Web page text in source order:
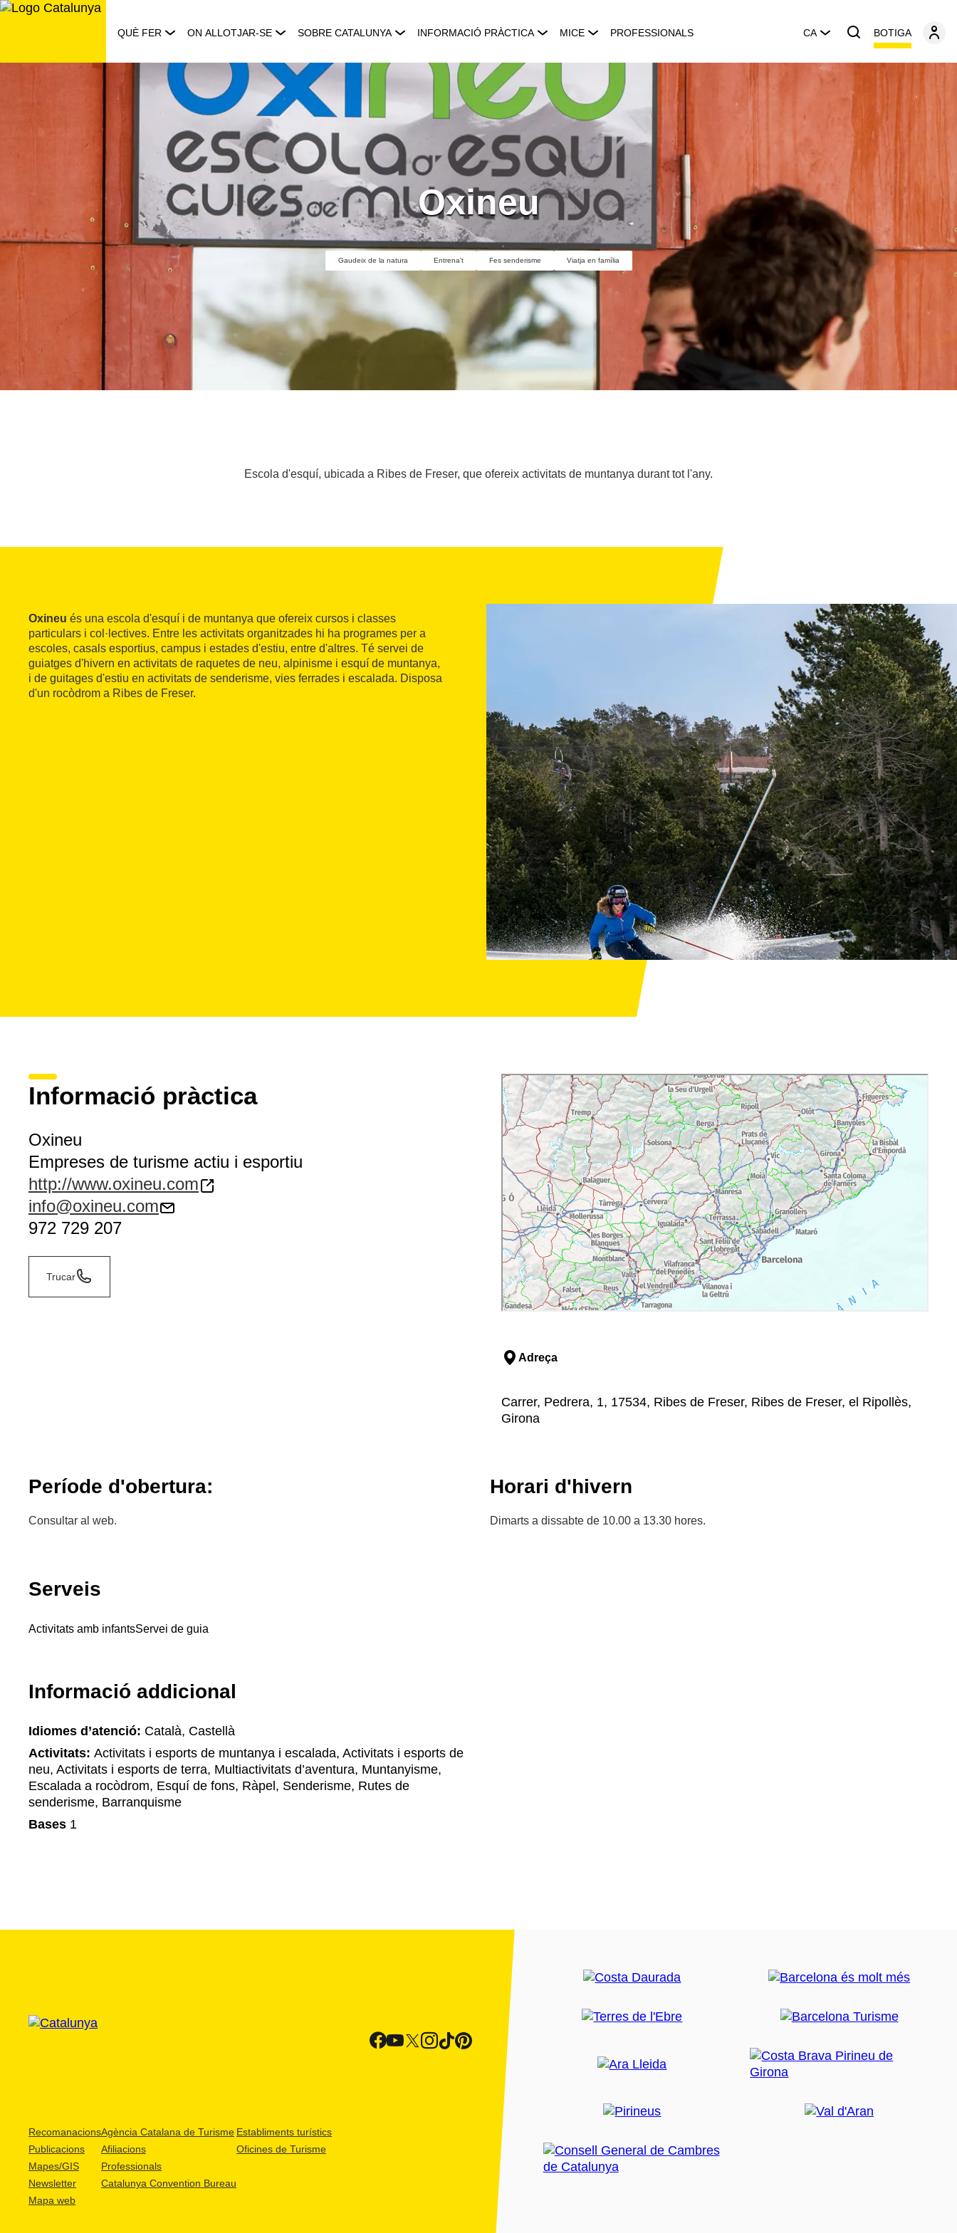
Saltar
QUÈ FER ON ALLOTJAR-SE SOBRE CATALUNYA INFORMACIÓ PRÀCTICA MICE PROFESSIONALS CA BOTIGA
Oxineu
Gaudeix de la natura Entrena't Fes senderisme Viatja en família
Escola d'esquí, ubicada a Ribes de Freser, que ofereix activitats de muntanya durant tot l'any.
Oxineu és una escola d'esquí i de muntanya que ofereix cursos i classes
particulars i col·lectives. Entre les activitats organitzades hi ha programes per a
escoles, casals esportius, campus i estades d'estiu, entre d'altres. Té servei de
guiatges d'hivern en activitats de raquetes de neu, alpinisme i esquí de muntanya,
i de guitages d'estiu en activitats de senderisme, vies ferrades i escalada. Disposa
d'un rocòdrom a Ribes de Freser.
Informació pràctica
Oxineu
Empreses de turisme actiu i esportiu
http://www.oxineu.com
info@oxineu.com
972 729 207
Trucar
Adreça
Carrer, Pedrera, 1, 17534, Ribes de Freser, Ribes de Freser, el Ripollès,
Girona
Període d'obertura:
Consultar al web.
Horari d'hivern
Dimarts a dissabte de 10.00 a 13.30 hores.
Serveis
Activitats amb infantsServei de guia
Informació addicional
Idiomes d’atenció: Català, Castellà
Activitats: Activitats i esports de muntanya i escalada, Activitats i esports de
neu, Activitats i esports de terra, Multiactivitats d’aventura, Muntanyisme,
Escalada a rocòdrom, Esquí de fons, Ràpel, Senderisme, Rutes de
senderisme, Barranquisme
Bases 1
Recomanacions
Publicacions
Mapes/GIS
Newsletter
Mapa web
Agència Catalana de Turisme
Afiliacions
Professionals
Catalunya Convention Bureau
Establiments turístics
Oficines de Turisme